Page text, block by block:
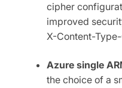
cipher
improved
X-Content-
Azure single
the choice of a